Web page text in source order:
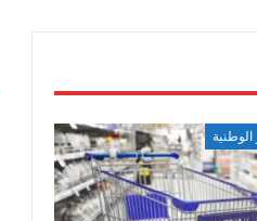
الوطنية